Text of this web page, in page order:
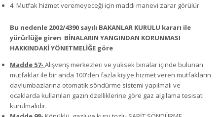
4. Mutfak hizmet veremeyeceği için maddi manevi zarar görülür
Bu nedenle 2002/4390 sayılı BAKANLAR KURULU kararı ile
yürürlüğe giren BİNALARIN YANGINDAN KORUNMASI
HAKKINDAKİ YÖNETMELİĞE göre
Madde 57- Alışveriş merkezleri ve yüksek binalar içinde bulunan
mutfaklar ile bir anda 100'den fazla kişiye hizmet veren mutfakların
davlumbazlarına otomatik söndürme sistemi yapılmalı ve
ocaklarda kullanılan gazın özelliklerine göre gaz algılama tesisatı
kurulmalıdır.